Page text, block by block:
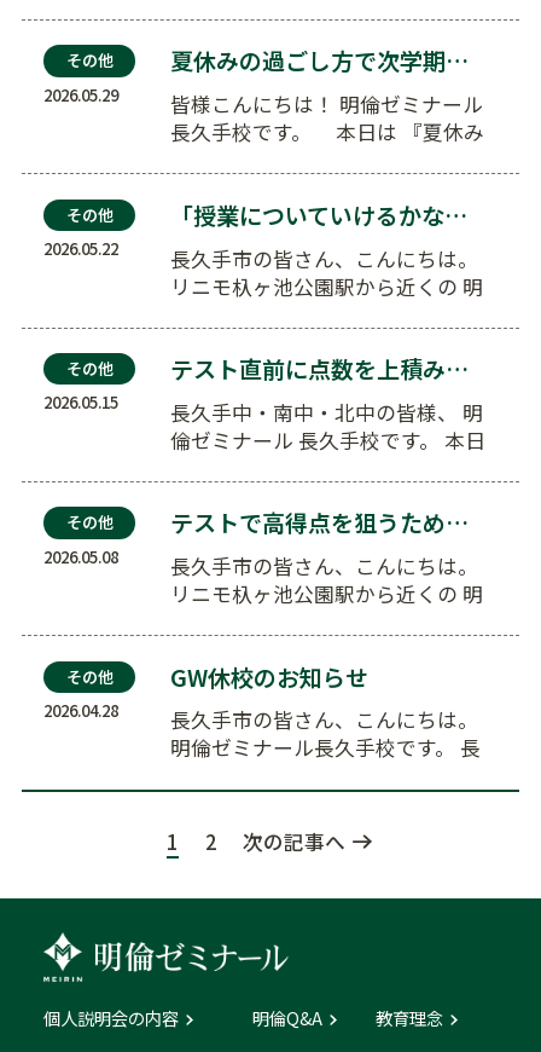
その他
2026.05.29
夏休みの過ごし方で次学期が変わる！明倫の夏期講習会…
皆様こんにちは！ 明倫ゼミナール
長久手校です。 本日は 『夏休み
その他
2026.05.22
「授業についていけるかな？」という不安を、楽しみに…
長久手市の皆さん、こんにちは。
リニモ杁ヶ池公園駅から近くの 明
その他
2026.05.15
テスト直前に点数を上積みする！「3色ペンルール」を…
長久手中・南中・北中の皆様、 明
倫ゼミナール 長久手校です。 本日
その他
2026.05.08
テストで高得点を狙うために①
長久手市の皆さん、こんにちは。
リニモ杁ヶ池公園駅から近くの 明
その他
2026.04.28
GW休校のお知らせ
長久手市の皆さん、こんにちは。
明倫ゼミナール長久手校です。 長
1 2 次の記事へ
個人説明会の内容 明倫Q&A 教育理念